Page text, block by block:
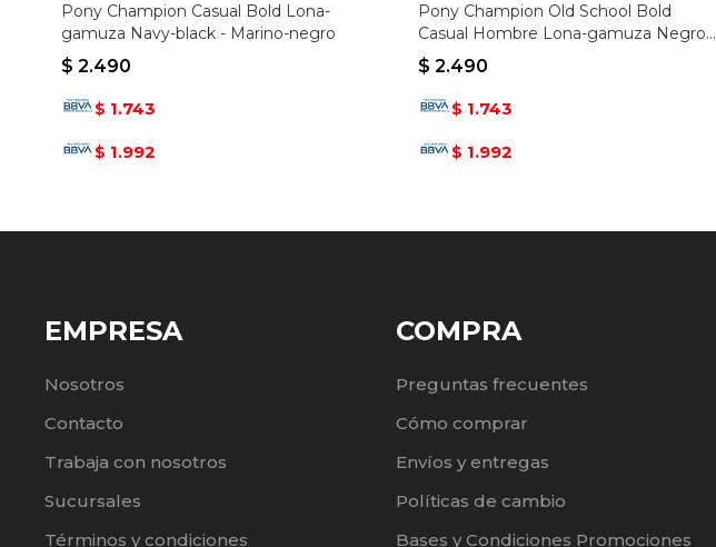
Pony Champion Casual Bold Lona-
gamuza Navy-black - Marino-negro
$ 2.490
$ 1.743
$ 1.992
Pony Champion Old School Bold
Casual Hombre Lona-gamuza Negro -
Negro
$ 2.490
$ 1.743
$ 1.992
EMPRESA
Nosotros
Contacto
Trabaja con nosotros
Sucursales
Términos y condiciones
COMPRA
Preguntas frecuentes
Cómo comprar
Envíos y entregas
Políticas de cambio
Bases y Condiciones Promociones